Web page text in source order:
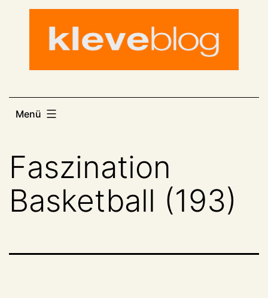
Menü
Faszination
Basketball (193)